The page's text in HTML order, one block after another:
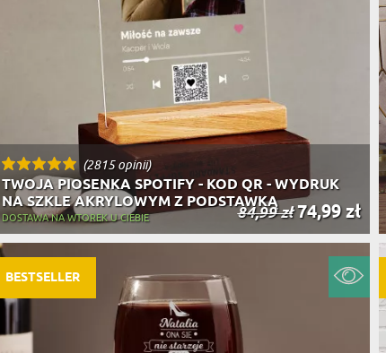
(2815 opinii)
TWOJA PIOSENKA SPOTIFY - KOD QR - WYDRUK
NA SZKLE AKRYLOWYM Z PODSTAWKĄ
84,99 zł74,99 zł
DOSTAWA NA WTOREK U CIEBIE
BESTSELLER